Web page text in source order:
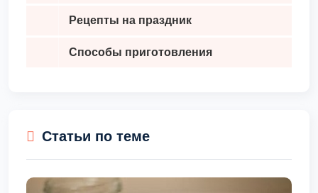
Рецепты на праздник
Способы приготовления
Статьи по теме